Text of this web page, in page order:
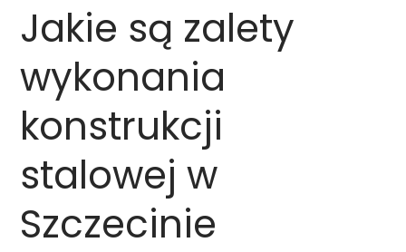
Jakie są zalety
wykonania
konstrukcji
stalowej w
Szczecinie